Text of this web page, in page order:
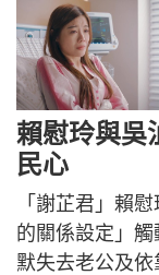
賴慰玲與吳
民心
「謝芷君」賴
的關係設定」
默失去老公及